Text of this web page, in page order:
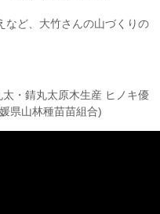
など、大竹さんの山づくりの
・錆丸太原木生産 ヒノキ優
県山林種苗苗組合)